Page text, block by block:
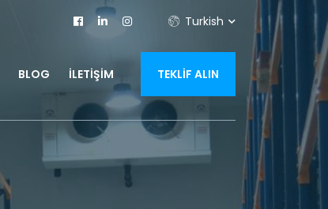
Turkish
BLOG İLETIŞIM TEKLIF ALIN